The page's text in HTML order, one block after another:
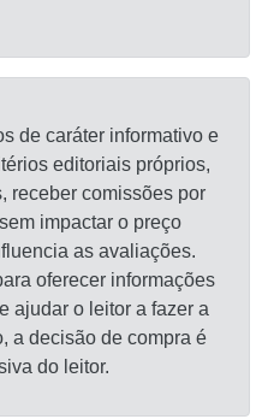
de caráter informativo e
editoriais próprios,
receber comissões por
impactar o preço
as avaliações.
oferecer informações
ajudar o leitor a fazer a
a decisão de compra é
do leitor.